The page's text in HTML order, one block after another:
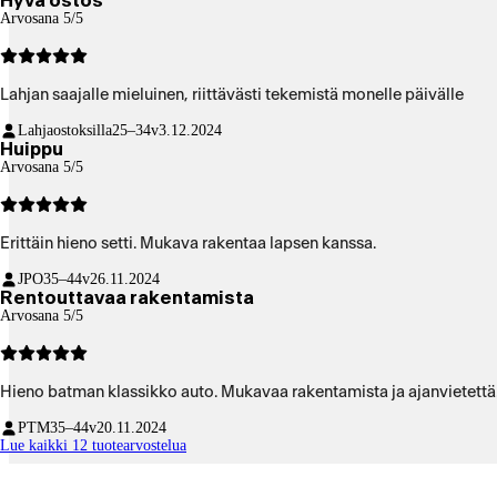
Arvosana 5/5
Lahjan saajalle mieluinen, riittävästi tekemistä monelle päivälle
Lahjaostoksilla25–34v3.12.2024
Huippu
Arvosana 5/5
Erittäin hieno setti. Mukava rakentaa lapsen kanssa.
JPO35–44v26.11.2024
Rentouttavaa rakentamista
Arvosana 5/5
Hieno batman klassikko auto. Mukavaa rakentamista ja
PTM35–44v20.11.2024
Lue kaikki 12 tuotearvostelua